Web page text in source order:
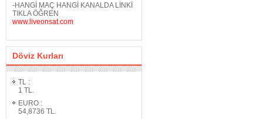
-HANGİ MAÇ HANGİ KANALDA LİNKİ
TIKLA ÖĞREN
www.liveonsat.com
Döviz Kurları
TL :
1 TL.
EURO :
54,8736 TL.